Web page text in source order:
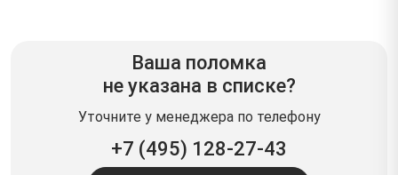
Ваша поломка
не указана в списке?
Уточните у менеджера по телефону
+7 (495) 128-27-43